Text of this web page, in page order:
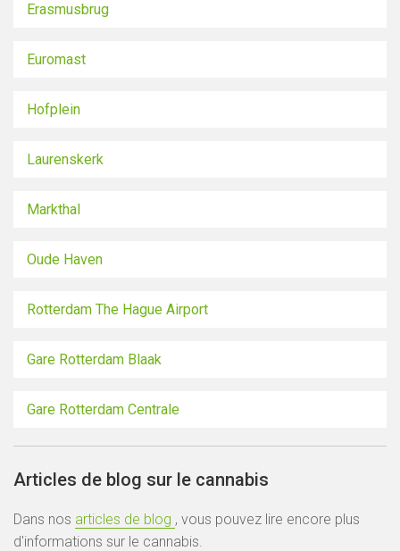
Erasmusbrug
Euromast
Hofplein
Laurenskerk
Markthal
Oude Haven
Rotterdam The Hague Airport
Gare Rotterdam Blaak
Gare Rotterdam Centrale
Articles de blog sur le cannabis
Dans nos articles de blog , vous pouvez lire encore plus
d'informations sur le cannabis.